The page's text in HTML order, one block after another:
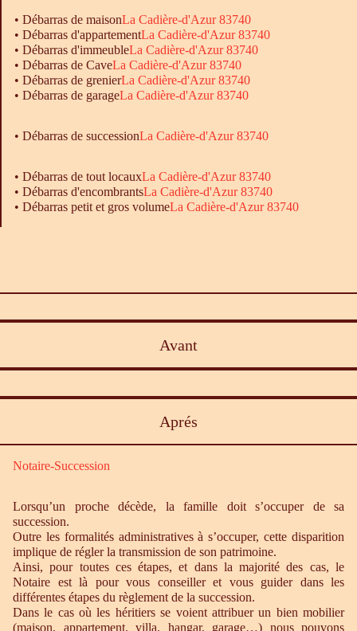
• Débarras de maisonLa Cadière-d'Azur 83740
• Débarras d'appartementLa Cadière-d'Azur 83740
• Débarras d'immeubleLa Cadière-d'Azur 83740
• Débarras de CaveLa Cadière-d'Azur 83740
• Débarras de grenierLa Cadière-d'Azur 83740
• Débarras de garageLa Cadière-d'Azur 83740
• Débarras de successionLa Cadière-d'Azur 83740
• Débarras de tout locauxLa Cadière-d'Azur 83740
• Débarras d'encombrantsLa Cadière-d'Azur 83740
• Débarras petit et gros volumeLa Cadière-d'Azur 83740
Avant
Aprés
Notaire-Succession
Lorsqu’un proche décède, la famille doit s’occuper de sa
succession.
Outre les formalités administratives à s’occuper, cette disparition
implique de régler la transmission de son patrimoine.
Ainsi, pour toutes ces étapes, et dans la majorité des cas, le
Notaire est là pour vous conseiller et vous guider dans les
différentes étapes du règlement de la succession.
Dans le cas où les héritiers se voient attribuer un bien mobilier
(maison, appartement, villa, hangar, garage…) nous pouvons